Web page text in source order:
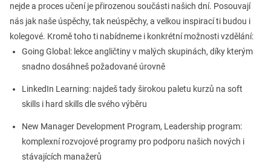
nejde a proces učení je přirozenou součásti našich dní. Posouvají
nás jak naše úspěchy, tak neúspěchy, a velkou inspirací ti budou i
kolegové. Kromě toho ti nabídneme i konkrétní možnosti vzdělání:
Going Global: lekce angličtiny v malých skupinách, díky kterým
snadno dosáhneš požadované úrovně
LinkedIn Learning: najdeš tady širokou paletu kurzů na soft
skills i hard skills dle svého výběru
New Manager Development Program, Leadership program:
komplexní rozvojové programy pro podporu našich nových i
stávajících manažerů